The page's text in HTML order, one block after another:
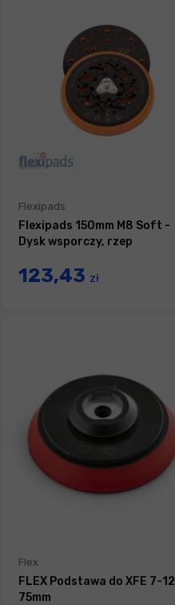
Flexipads
Flexipads 150mm M8 Soft -
Dysk wsporczy, rzep
123,43 zł
Flex
FLEX Podstawa do XFE 7-12
75mm